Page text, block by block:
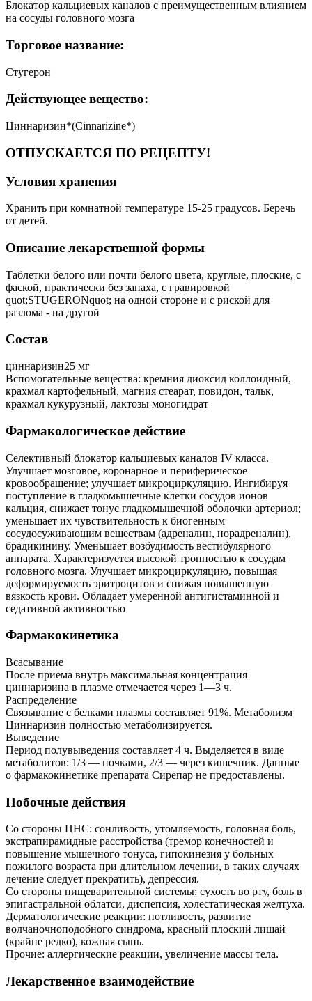
Блокатор кальциевых каналов с преимущественным влиянием
на сосуды головного мозга
Торговое название:
Стугерон
Действующее вещество:
Циннаризин*(Cinnarizine*)
ОТПУСКАЕТСЯ ПО РЕЦЕПТУ!
Условия хранения
Хранить при комнатной температуре 15-25 градусов. Беречь
от детей.
Описание лекарственной формы
Таблетки белого или почти белого цвета, круглые, плоские, с
фаской, практически без запаха, с гравировкой
quot;STUGERONquot; на одной стороне и с риской для
разлома - на другой
Состав
циннаризин25 мг
Вспомогательные вещества: кремния диоксид коллоидный,
крахмал картофельный, магния стеарат, повидон, тальк,
крахмал кукурузный, лактозы моногидрат
Фармакологическое действие
Селективный блокатор кальциевых каналов IV класса.
Улучшает мозговое, коронарное и периферическое
кровообращение; улучшает микроциркуляцию. Ингибируя
поступление в гладкомышечные клетки сосудов ионов
кальция, снижает тонус гладкомышечной оболочки артериол;
уменьшает их чувствительность к биогенным
сосудосуживающим веществам (адреналин, норадреналин),
брадикинину. Уменьшает возбудимость вестибулярного
аппарата. Характеризуется высокой тропностью к сосудам
головного мозга. Улучшает микроциркуляцию, повышая
деформируемость эритроцитов и снижая повышенную
вязкость крови. Обладает умеренной антигистаминной и
седативной активностью
Фармакокинетика
Всасывание
После приема внутрь максимальная концентрация
циннаризина в плазме отмечается через 1—3 ч.
Распределение
Связывание с белками плазмы составляет 91%. Метаболизм
Циннаризин полностью метаболизируется.
Выведение
Период полувыведения составляет 4 ч. Выделяется в виде
метаболитов: 1/3 — почками, 2/3 — через кишечник. Данные
о фармакокинетике препарата Сирепар не предоставлены.
Побочные действия
Со стороны ЦНС: сонливость, утомляемость, головная боль,
экстрапирамидные расстройства (тремор конечностей и
повышение мышечного тонуса, гипокинезия у больных
пожилого возраста при длительном лечении, в таких случаях
лечение следует прекратить), депрессия.
Со стороны пищеварительной системы: сухость во рту, боль в
эпигастральной облатси, диспепсия, холестатическая желтуха.
Дерматологические реакции: потливость, развитие
волчаночноподобного синдрома, красный плоский лишай
(крайне редко), кожная сыпь.
Прочие: аллергические реакции, увеличение массы тела.
Лекарственное взаимодействие